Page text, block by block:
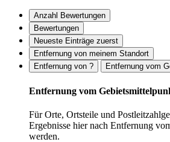
Anzahl Bewertungen
Bewertungen
Neueste Einträge zuerst
Entfernung von meinem Standort
Entfernung von ?
Entfernung vom
Entfernung vom
Für Orte, Ortsteile und
Ergebnisse hier nach Entfernung
werden.